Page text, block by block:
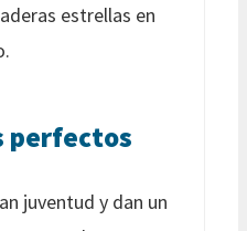
estrellas en
perfectos
juventud y dan un